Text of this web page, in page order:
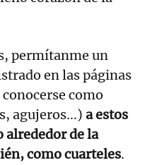
permítanme un
en las páginas
como
agujeros...) a estos
alrededor de la
como cuarteles.